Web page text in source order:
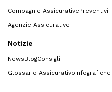
Compagnie AssicurativePreventivi
Agenzie Assicurative
Notizie
NewsBlogConsigli
Glossario AssicurativoInfografiche